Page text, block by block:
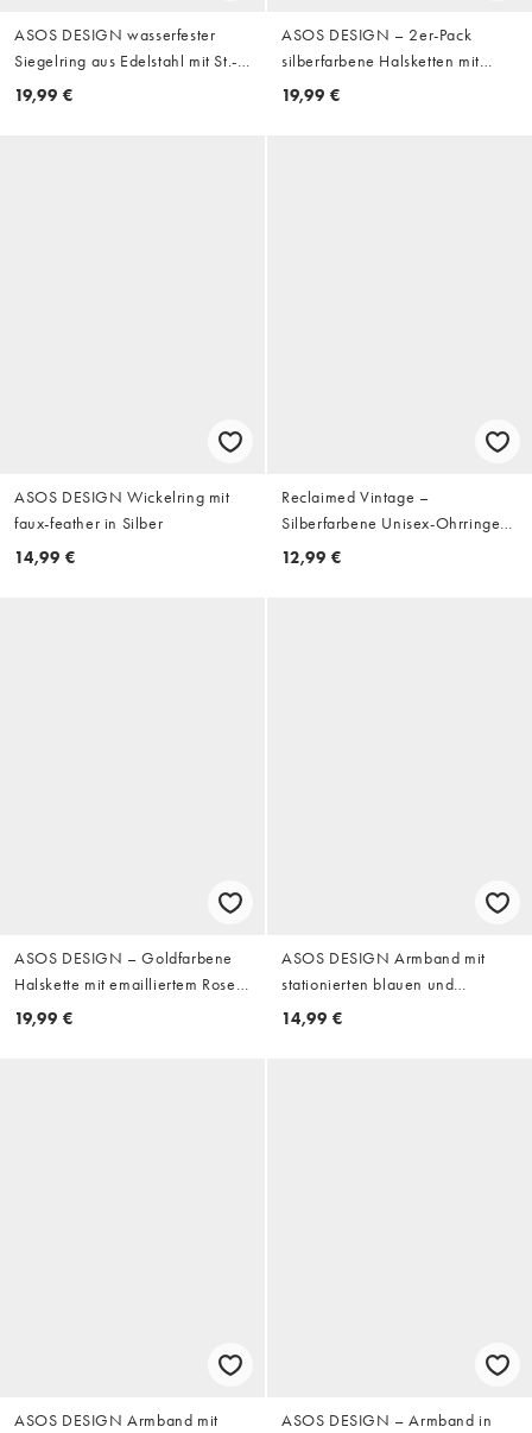
ASOS DESIGN wasserfester
Siegelring aus Edelstahl mit St.-
Chris-Symbol in antikem Silber
19,99 €
ASOS DESIGN – 2er-Pack
silberfarbene Halsketten mit
Kunstperlen und Münzanhänger
19,99 €
ASOS DESIGN Wickelring mit
faux-feather in Silber
14,99 €
Reclaimed Vintage –
Silberfarbene Unisex-Ohrringe
mit geschmolzenem Creolen-
12,99 €
ASOS DESIGN – Goldfarbene
Halskette mit emailliertem Rosen-
und St. Christopherus-Anhänger
19,99 €
ASOS DESIGN Armband mit
stationierten blauen und
anthrazitfarbenen Kristallen in
14,99 €
ASOS DESIGN Armband mit
ASOS DESIGN – Armband in